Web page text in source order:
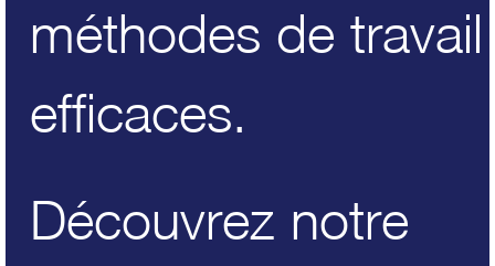
méthodes de travail
efficaces.
Découvrez notre